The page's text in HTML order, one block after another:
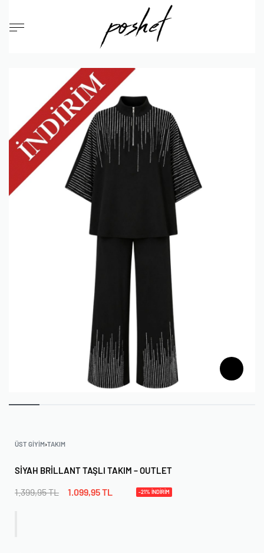
ÜST GIYIM›TAKIM
SIYAH BRILLANT TAŞLI TAKIM – OUTLET
1.399,95TL 1.099,95TL -21% İNDİRİM